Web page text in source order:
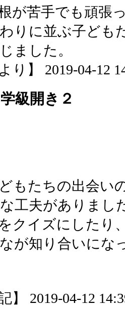
が苦手でも頑張
りに並ぶ子ども
ました。
り】 2019-04-12
級開き２
もたちの出会い
工夫がありまし
クイズにしたり
が知り合いにな
】 2019-04-12